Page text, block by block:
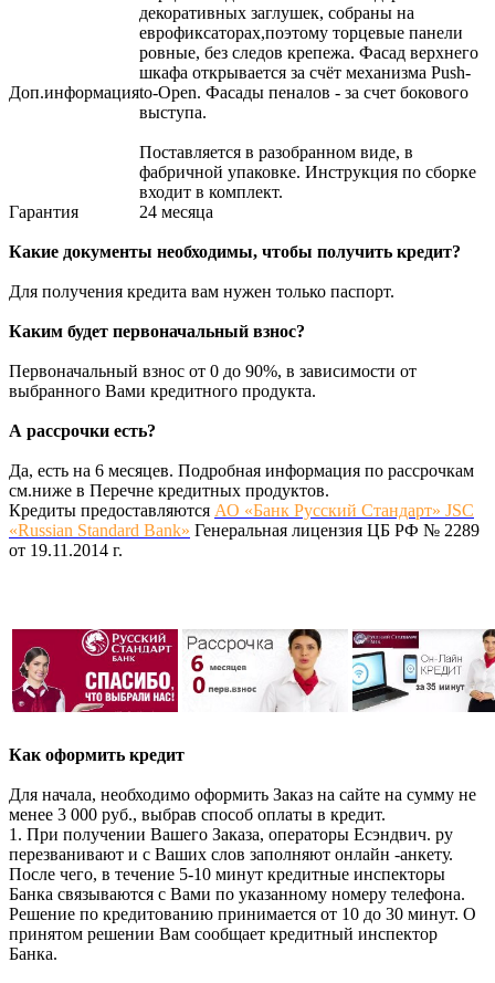
Доп.информация
декоративных заглушек, собраны на
еврофиксаторах,поэтому торцевые панели
ровные, без следов крепежа. Фасад верхнего
шкафа открывается за счёт механизма Push-
to-Open. Фасады пеналов - за счет бокового
выступа.
Поставляется в разобранном виде, в
фабричной упаковке. Инструкция по сборке
входит в комплект.
Гарантия
24 месяца
Какие документы необходимы, чтобы получить кредит?
Для получения кредита вам нужен только паспорт.
Каким будет первоначальный взнос?
Первоначальный взнос от 0 до 90%, в зависимости от
выбранного Вами кредитного продукта.
А рассрочки есть?
Да, есть на 6 месяцев. Подробная информация по рассрочкам
см.ниже в Перечне кредитных продуктов.
Кредиты предоставляются АО «Банк Русский Стандарт» JSC
«Russian Standard Bank» Генеральная лицензия ЦБ РФ № 2289
от 19.11.2014 г.
Как оформить кредит
Для начала, необходимо оформить Заказ на сайте на сумму не
менее 3 000 руб., выбрав способ оплаты в кредит.
1. При получении Вашего Заказа, операторы Есэндвич. ру
перезванивают и с Ваших слов заполняют онлайн -анкету.
После чего, в течение 5-10 минут кредитные инспекторы
Банка связываются с Вами по указанному номеру телефона.
Решение по кредитованию принимается от 10 до 30 минут. О
принятом решении Вам сообщает кредитный инспектор
Банка.